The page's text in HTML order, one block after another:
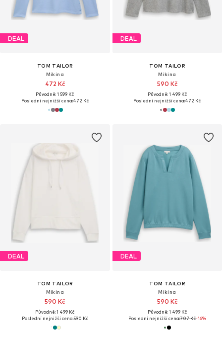
DEAL
TOM TAILOR
Mikina
472 Kč
Původně: 1 599 Kč
Poslední nejnižší cena:472 Kč
DEAL
TOM TAILOR
Mikina
590 Kč
Původně: 1 499 Kč
Poslední nejnižší cena:472 Kč
DEAL
TOM TAILOR
Mikina
590 Kč
Původně: 1 499 Kč
Poslední nejnižší cena:590 Kč
DEAL
TOM TAILOR
Mikina
590 Kč
Původně: 1 499 Kč
Poslední nejnižší cena:707 Kč-16%